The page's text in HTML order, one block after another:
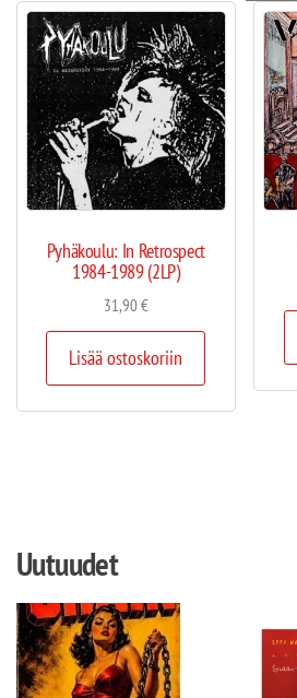
Pyhäkoulu: In Retrospect
1984-1989 (2LP)
31,90€
Lisää ostoskoriin
Uutuudet